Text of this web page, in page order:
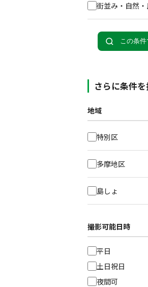
街並み・自然
この条
さらに条件
地域
特別区
多摩地区
島しょ
撮影可能日時
平日
土日祝日
夜間可